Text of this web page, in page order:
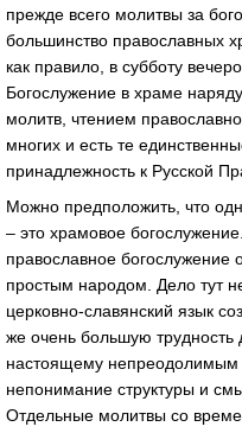
прежде всего молитвы за
большинство православных
как правило, в субботу
Богослужение в храме
молитв, чтением
многих и есть те
принадлежность к Русской
Можно предположить, что
– это храмовое
православное
простым народом. Дело тут
церковно-славянский язык
же очень большую
настоящему непреодолимым
непонимание структуры и
Отдельные молитвы со